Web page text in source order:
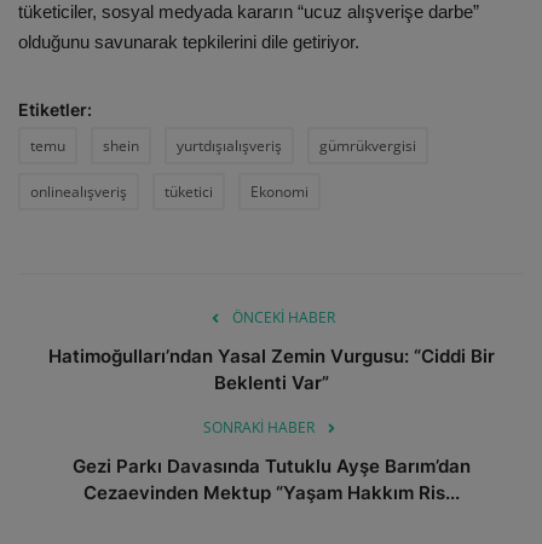
tüketiciler, sosyal medyada kararın “ucuz alışverişe darbe”
olduğunu savunarak tepkilerini dile getiriyor.
Etiketler:
temu
shein yurtdışıalışveriş gümrükvergisi
onlinealışveriş tüketici Ekonomi
ÖNCEKI HABER
Hatimoğulları’ndan Yasal Zemin Vurgusu: “Ciddi Bir
Beklenti Var”
SONRAKI HABER
Gezi Parkı Davasında Tutuklu Ayşe Barım’dan
Cezaevinden Mektup “Yaşam Hakkım Ris...